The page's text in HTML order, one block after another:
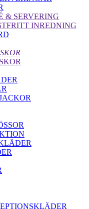
& SERVERING
INREDNING